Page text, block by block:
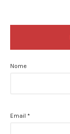
Nome
Email *